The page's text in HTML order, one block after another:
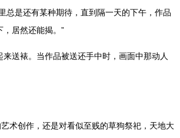
总是还有某种期待，直到隔一天的下午，作品
居然还能揭。”
送裱。当作品被送还手中时，画面中那动人
术创作，还是对看似至贱的草狗祭祀，天地大